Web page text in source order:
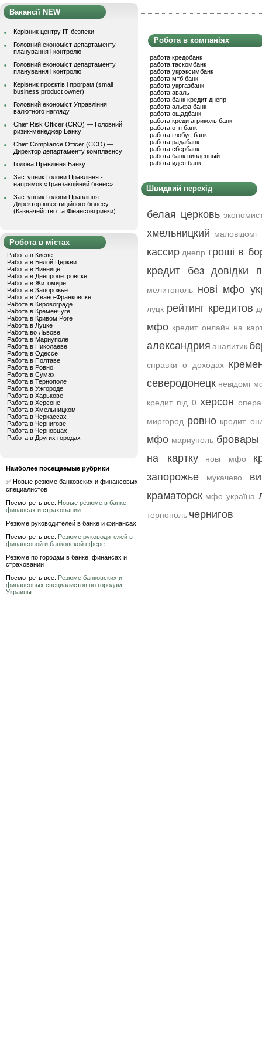
Вакансії NEW
Керівник центру ІТ-безпеки
Головний економіст департаменту
планування і контролю
Головний економіст департаменту
планування і контролю
Керівник проєктів і програм (small
business product owner)
Головний економіст Управління
валютного нагляду
Chief Risk Officer (CRO) — Головний
ризик-менеджер Банку
Chief Compliance Officer (CCO) —
Директор департаменту комплаєнсу
Голова Правління Банку
Заступник Голови Правління -
напрямок «Транзакційний бізнес»
Заступник Голови Правління —
Директор інвестиційного бізнесу
(Казначейство та Фінансові ринки)
Робота в містах
Работа в Киеве
Работа в Белой Церкви
Работа в Виннице
Работа в Днепропетровске
Работа в Житомире
Работа в Запорожье
Работа в Ивано-Франковске
Работа в Кировограде
Работа в Кременчуге
Работа в Кривом Роге
Работа в Луцке
Работа во Львове
Работа в Мариуполе
Работа в Николаеве
Работа в Одессе
Работа в Полтаве
Работа в Ровно
Работа в Сумах
Работа в Тернополе
Работа в Ужгороде
Работа в Харькове
Работа в Херсоне
Работа в Хмельницком
Работа в Черкассах
Работа в Чернигове
Работа в Черновцах
Работа в Других городах
Наиболее посещаемые рубрики
✅ Новые резюме банковских и финансовых
специалистов
Посмотреть все: Новые резюме в банке,
финансах и страховании
Резюме руководителей в банке и финансах
Посмотреть все: Резюме руководителей в
финансовой и банковской сфере
Резюме по городам в банке, финансах и
страховании
Посмотреть все: Резюме банковских и
финансовых специалистов по городам
Украины
Робота в компаніях
работа кредобанк
работа таскомбанк
работа укрэксимбанк
работа мтб банк
работа укргазбанк
работа аваль
работа банк кредит днепр
работа альфа банк
работа ощадбанк
работа креди агриколь банк
работа отп банк
работа глобус банк
работа радабанк
работа сбербанк
работа банк пивденный
работа идея банк
Швидкий перехід
белая церковь
хмельницкий
кассир днепр гроші в
кредит без довідки
мелитополь нові мфо
луцк рейтинг кредитов
мфо кредит онлайн на
александрия аналитик
справки о доходах
северодонецк невідомі
кредит під 0 херсон
миргород ровно кредит
мфо мариуполь бровары
на картку нові мфо
запорожье
мукачево
краматорск мфо україна
тернополь чернигов